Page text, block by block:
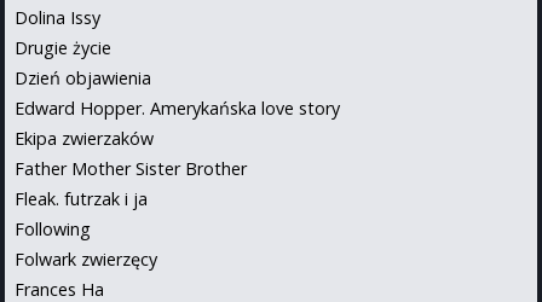
Dolina Issy
Drugie życie
Dzień objawienia
Edward Hopper. Amerykańska love story
Ekipa zwierzaków
Father Mother Sister Brother
Fleak. futrzak i ja
Following
Folwark zwierzęcy
Frances Ha